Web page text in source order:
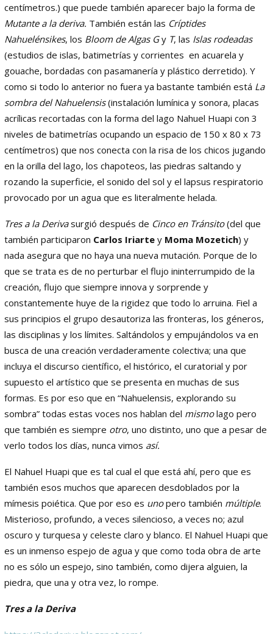
centímetros.) que puede también aparecer bajo la forma de
Mutante a la deriva. También están las Críptides
Nahuelénsikes, los Bloom de Algas Gy T, las Islas rodeadas
(estudios de islas, batimetrías y corrientes en acuarela y
gouache, bordadas con pasamanería y plástico derretido). Y
como si todo lo anterior no fuera ya bastante también está La
sombra del Nahuelensis(instalación lumínica y sonora, placas
acrílicas recortadas con la forma del lago Nahuel Huapi con 3
niveles de batimetrías ocupando un espacio de 150 x 80 x 73
centímetros) que nos conecta con la risa de los chicos jugando
en la orilla del lago, los chapoteos, las piedras saltando y
rozando la superficie, el sonido del sol y el lapsus respiratorio
provocado por un agua que es literalmente helada.
Tres a la Derivasurgió después de Cinco en Tránsito(del que
también participaron Carlos Iriarte y Moma Mozetich) y
nada asegura que no haya una nueva mutación. Porque de lo
que se trata es de no perturbar el flujo ininterrumpido de la
creación, flujo que siempre innova y sorprende y
constantemente huye de la rigidez que todo lo arruina. Fiel a
sus principios el grupo desautoriza las fronteras, los géneros,
las disciplinas y los límites. Saltándolos y empujándolos va en
busca de una creación verdaderamente colectiva; una que
incluya el discurso científico, el histórico, el curatorial y por
supuesto el artístico que se presenta en muchas de sus
formas. Es por eso que en “Nahuelensis, explorando su
sombra” todas estas voces nos hablan del mismolago pero
que también es siempre otro, uno distinto, uno que a pesar de
verlo todos los días, nunca vimos así.
El Nahuel Huapi que es tal cual el que está ahí, pero que es
también esos muchos que aparecen desdoblados por la
mímesis poiética. Que por eso es unopero también múltiple.
Misterioso, profundo, a veces silencioso, a veces no; azul
oscuro y turquesa y celeste claro y blanco. El Nahuel Huapi que
es un inmenso espejo de agua y que como toda obra de arte
no es sólo un espejo, sino también, como dijera alguien, la
piedra, que una y otra vez, lo rompe.
Tres a la Deriva